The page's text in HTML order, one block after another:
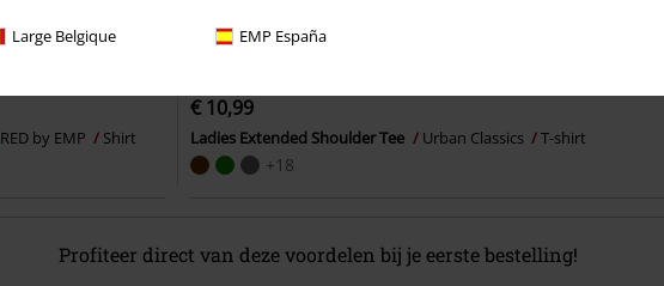
Large Belgique EMP España
RED by EMP
Shirt
€ 10,99
Ladies Extended Shoulder Tee Urban Classics T-shirt
+18
Profiteer direct van deze voordelen bij je eerste bestelling!